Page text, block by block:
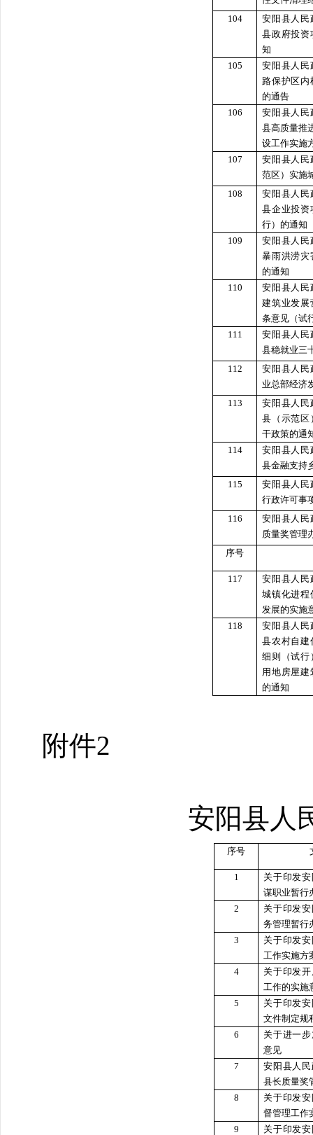
104
安阳县人民
县政府投资
知
105
安阳县人民
路保护区
的通告
106
安阳县人民
县高质量推
设工作实施
107
安阳县人民
范区）实施
108
安阳县人民
县企业投资
行）的通知
109
安阳县人民
暴雨洪涝灾
的通知
110
安阳县人民
建筑业发展
条意见（试
111
安阳县人民
县稳就业三
112
安阳县人民
业总部经济
113
安阳县人民
县（示范区
干政策的通
114
安阳县人民
县金融支持
115
安阳县人民
行政许可事
116
安阳县人民
质量奖管理
序号
117
安阳县人民
城镇化进程
发展的实施
118
安阳县人民
县农村自建
细则（试行
用地房屋
的通知
附件2
安阳县人
序号
1
关于印发
谋职业暂行
2
关于印发
务管理暂行
3
关于印发
工作实施方
4
关于印发
工作的实施
5
关于印发
文件制定规
6
关于进一
意见
7
安阳县人
县长质量奖
8
关于印发
督管理工作
9
关于印发